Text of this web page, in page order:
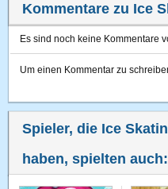
Kommentare zu Ice
Es sind noch keine Kommentare
Um einen Kommentar zu
Spieler, die Ice
haben, spielten auch: